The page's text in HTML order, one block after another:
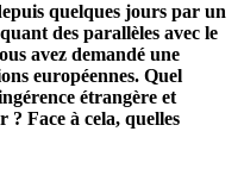
quelques jours par un
des parallèles avec le
avez demandé une
européennes. Quel
étrangère et
? Face à cela, quelles